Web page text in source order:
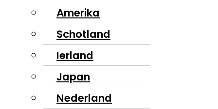
Amerika
Schotland
Ierland
Japan
Nederland